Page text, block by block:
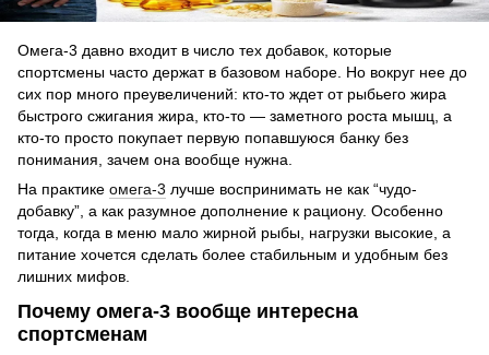
Омега-3 давно входит в число тех добавок, которые
спортсмены часто держат в базовом наборе. Но вокруг нее до
сих пор много преувеличений: кто-то ждет от рыбьего жира
быстрого сжигания жира, кто-то — заметного роста мышц, а
кто-то просто покупает первую попавшуюся банку без
понимания, зачем она вообще нужна.
На практике омега-3 лучше воспринимать не как “чудо-
добавку”, а как разумное дополнение к рациону. Особенно
тогда, когда в меню мало жирной рыбы, нагрузки высокие, а
питание хочется сделать более стабильным и удобным без
лишних мифов.
Почему омега-3 вообще интересна
спортсменам